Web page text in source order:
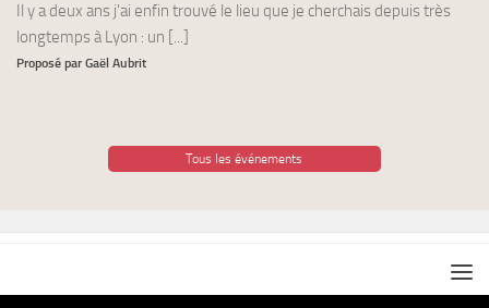
Il y a deux ans j'ai enfin trouvé le lieu que je cherchais depuis très
longtemps à Lyon : un [...]
Proposé par Gaël Aubrit
Tous les événements